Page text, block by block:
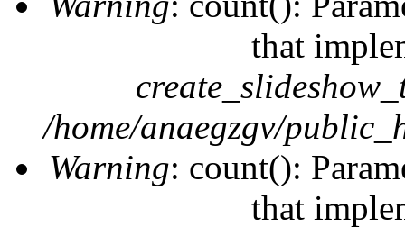
that
/home/anaegzgv/
Warning: count():
that